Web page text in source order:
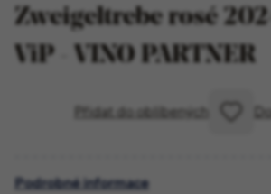
Zweigeltrebe rosé
ViP - VINO PARTNER
Přidat do oblíbených
Podrobné informace